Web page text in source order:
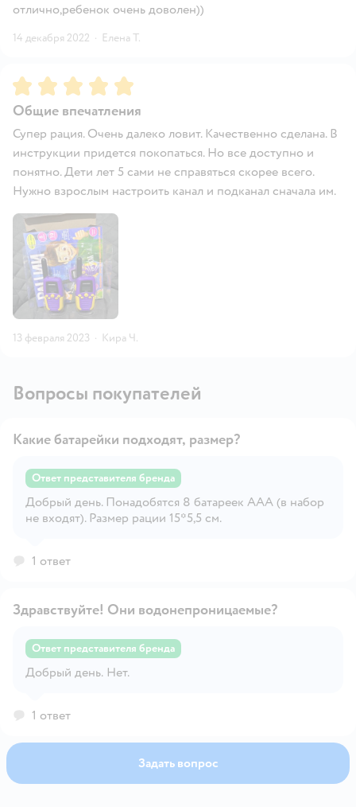
отлично,ребенок очень доволен))
14 декабря 2022 · Елена Т.
Рейтинг:5
Общие впечатления
Супер рация. Очень далеко ловит. Качественно сделана. В
инструкции придется покопаться. Но все доступно и
понятно. Дети лет 5 сами не справяться скорее всего.
Нужно взрослым настроить канал и подканал сначала им.
13 февраля 2023 · Кира Ч.
Вопросы покупателей
Открыть вопрос
Какие батарейки подходят, размер?
Ответ представителя бренда
Добрый день. Понадобятся 8 батареек ААА (в набор
не входят). Размер рации 15*5,5 см.
1 ответ
Здравствуйте! Они водонепроницаемые?
Ответ представителя бренда
Добрый день. Нет.
1 ответ
Задать вопрос